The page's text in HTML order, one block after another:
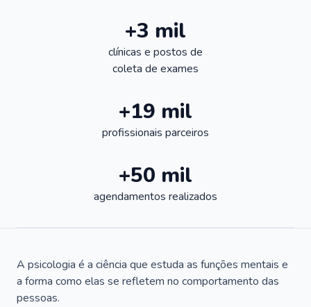
+3 mil
clínicas e postos de
coleta de exames
+19 mil
profissionais parceiros
+50 mil
agendamentos realizados
A psicologia é a ciência que estuda as funções mentais e
a forma como elas se refletem no comportamento das
pessoas.